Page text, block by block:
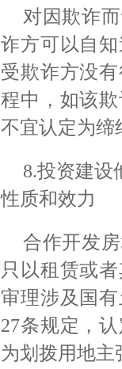
对因欺诈
诈方可以自
受欺诈方没
程中，如该
不宜认定为缔
8.投资建设
性质和效力
合作开发
只以租赁或
审理涉及国
27条规定，
为划拨用地